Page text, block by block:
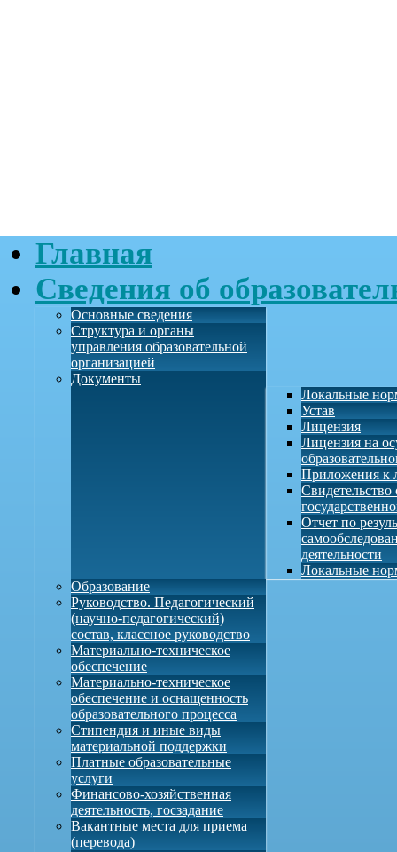
Главная
Сведения об
Основные сведения
Структура и органы
управления образовательной
организацией
Документы
Локальные
Устав
Лицензия
Лицензия на
Приложения к
Свидетельство
Отчет по
деятельности
Локальные
Образование
Руководство. Педагогический
(научно-педагогический)
состав, классное руководство
Материально-техническое
обеспечение
Материально-техническое
обеспечение и оснащенность
образовательного процесса
Стипендия и иные виды
материальной поддержки
Платные образовательные
услуги
Финансово-хозяйственная
деятельность, госзадание
Вакантные места для приема
(перевода)